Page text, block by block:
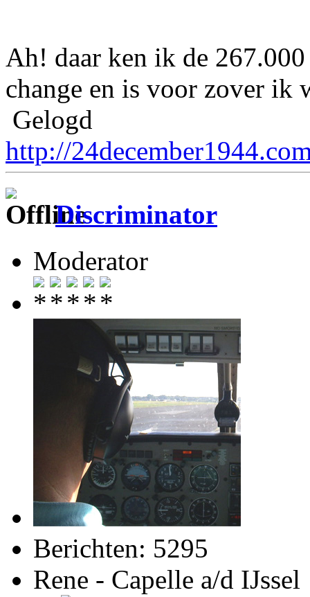
Ah! daar ken ik de
change en is voor zover ik
Gelogd
http://
Discriminator
Moderator
Berichten: 5295
Rene - Capelle a/d IJssel